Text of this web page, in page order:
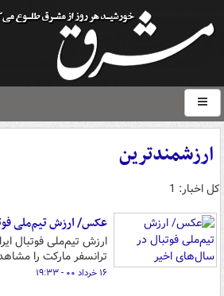
ارزشمندترین
کل اخبار: 1
عکس/ ارزش تیم‌ملی
ارزش تیم‌ملی فوتبال
ترانسفر مارکت را
۱۶ خرداد ۰۰ - ۱۹:۳۳